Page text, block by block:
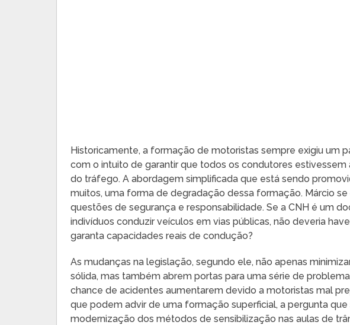
Historicamente, a formação de motoristas sempre exigiu um
com o intuito de garantir que todos os condutores
do tráfego. A abordagem simplificada que está sendo
muitos, uma forma de degradação dessa formação. Márcio
questões de segurança e responsabilidade. Se a CNH é um
indivíduos conduzir veículos em vias públicas, não deveria
garanta capacidades reais de condução?
As mudanças na legislação, segundo ele, não apenas
sólida, mas também abrem portas para uma série de
chance de acidentes aumentarem devido a motoristas mal
que podem advir de uma formação superficial, a pergunta que
modernização dos métodos de sensibilização nas aulas de